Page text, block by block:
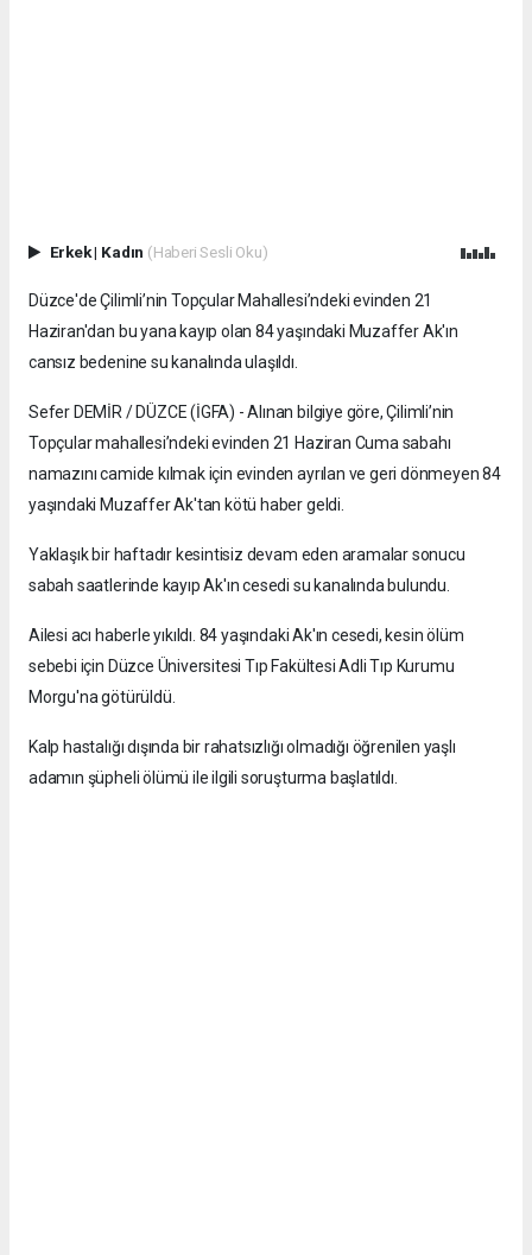
Erkek| Kadın (Haberi Sesli Oku)
Düzce'de Çilimli’nin Topçular Mahallesi’ndeki evinden 21
Haziran'dan bu yana kayıp olan 84 yaşındaki Muzaffer Ak'ın
cansız bedenine su kanalında ulaşıldı.
Sefer DEMİR / DÜZCE (İGFA) - Alınan bilgiye göre, Çilimli’nin
Topçular mahallesi’ndeki evinden 21 Haziran Cuma sabahı
namazını camide kılmak için evinden ayrılan ve geri dönmeyen 84
yaşındaki Muzaffer Ak'tan kötü haber geldi.
Yaklaşık bir haftadır kesintisiz devam eden aramalar sonucu
sabah saatlerinde kayıp Ak'ın cesedi su kanalında bulundu.
Ailesi acı haberle yıkıldı. 84 yaşındaki Ak'ın cesedi, kesin ölüm
sebebi için Düzce Üniversitesi Tıp Fakültesi Adli Tıp Kurumu
Morgu'na götürüldü.
Kalp hastalığı dışında bir rahatsızlığı olmadığı öğrenilen yaşlı
adamın şüpheli ölümü ile ilgili soruşturma başlatıldı.